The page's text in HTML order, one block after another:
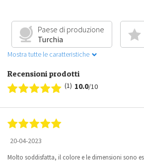
Paese di produzione
Turchia
Mostra tutte le caratteristiche
Recensioni prodotti
(1) 10.0/10
20-04-2023
Molto soddisfatta, il colore e le dimensioni sono